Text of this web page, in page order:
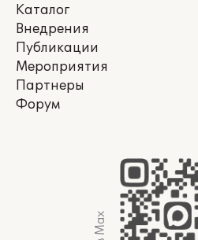
Каталог
Внедрения
Публикации
Мероприятия
Партнеры
Форум